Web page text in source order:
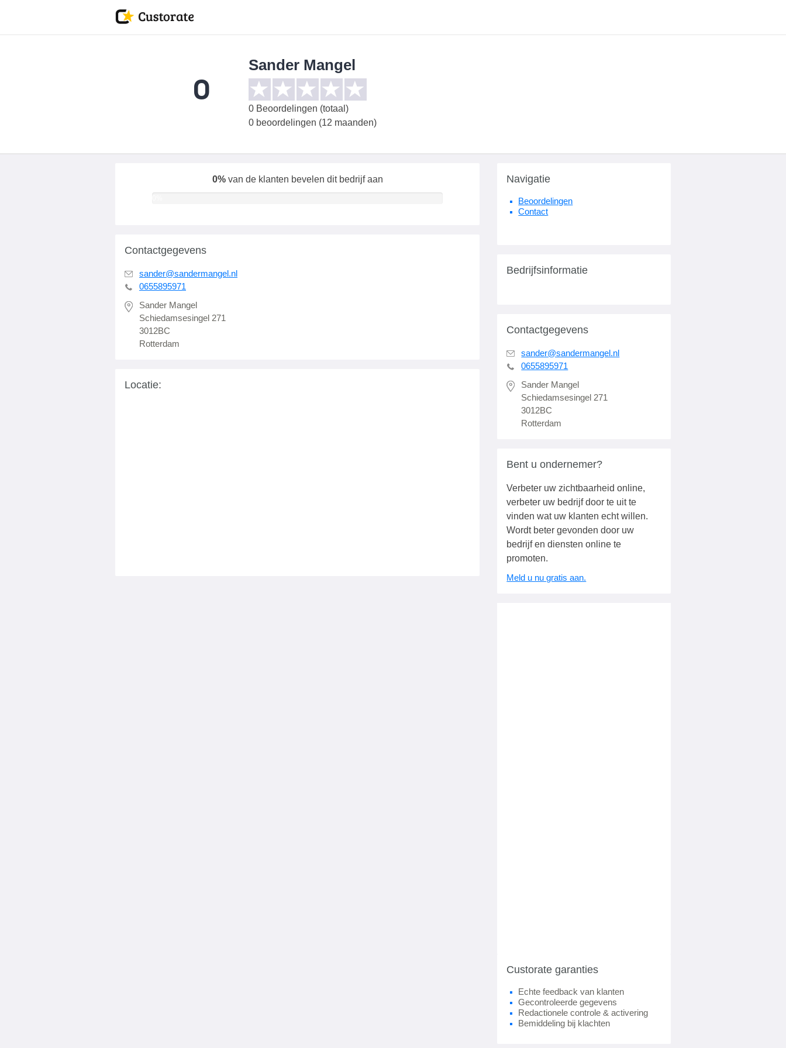
0
Sander Mangel
0Beoordelingen (totaal)
0 beoordelingen (12 maanden)
0%van de klanten bevelen dit bedrijf aan
Contactgegevens
sander@sandermangel.nl
0655895971
Sander Mangel
Schiedamsesingel 271
3012BC
Rotterdam
Locatie:
Navigatie
Beoordelingen
Contact
Bedrijfsinformatie
Contactgegevens
sander@sandermangel.nl
0655895971
Sander Mangel
Schiedamsesingel 271
3012BC
Rotterdam
Bent u ondernemer?
Verbeter uw zichtbaarheid online,
verbeter uw bedrijf door te uit te
vinden wat uw klanten echt willen.
Wordt beter gevonden door uw
bedrijf en diensten online te
promoten.
Meld u nu gratis aan.
Custorate garanties
Echte feedback van klanten
Gecontroleerde gegevens
Redactionele controle & activering
Bemiddeling bij klachten